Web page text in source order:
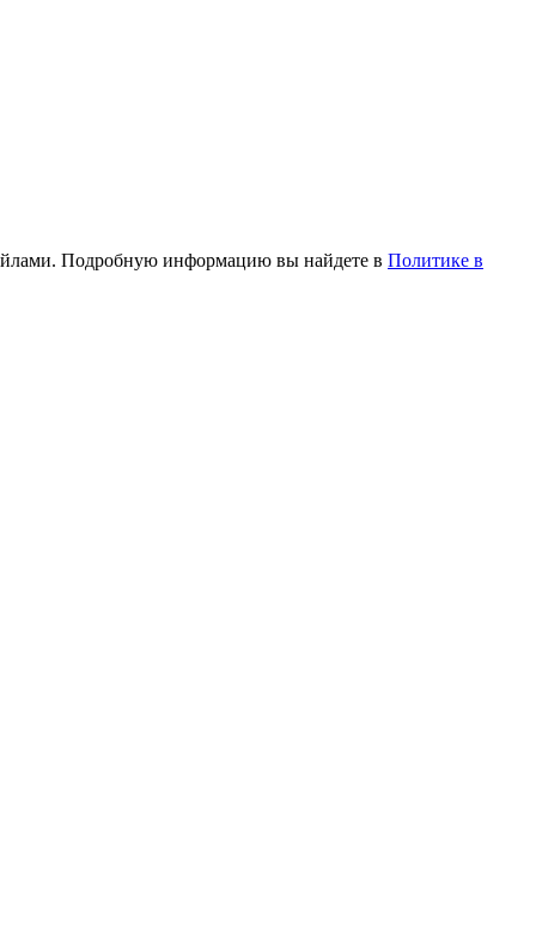
Подробную информацию вы найдете в Политике в